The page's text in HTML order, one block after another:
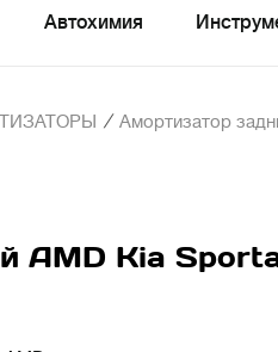
Автохимия
/ Амортизатор
AMD Kia